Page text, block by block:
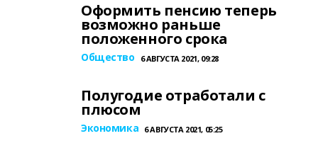
Оформить пенсию теперь
возможно раньше
положенного срока
Общество 6 АВГУСТА 2021, 09:28
Полугодие отработали с
плюсом
Экономика 6 АВГУСТА 2021, 05:25